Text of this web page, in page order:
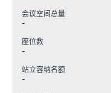
会议空间总量
-
座位数
-
站立容纳名额
-